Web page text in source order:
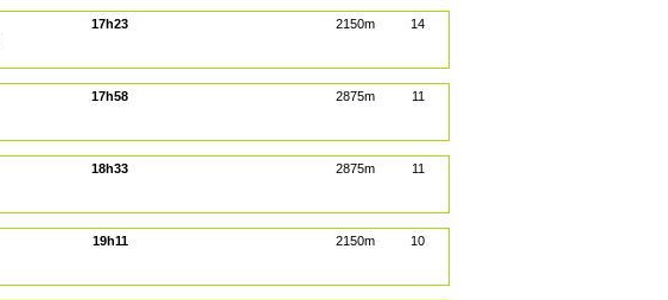
17h23 2150m 14
17h58 2875m 11
18h33 2875m 11
19h11 2150m 10